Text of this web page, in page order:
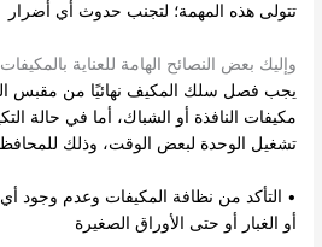
تتولى هذه المهمة؛ لتجنب حدوث أي أضرار
وإليك بعض النصائح الهامة للعناية بالمكيفات
يجب فصل سلك المكيف نهائيًا من مقبس
مكيفات النافذة أو الشباك، أما في حالة
تشغيل الوحدة لبعض الوقت، وذلك
• التأكد من نظافة المكيفات وعدم وجود
أو الغبار أو حتى الأوراق الصغيرة